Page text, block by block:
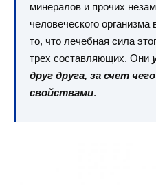
минералов и прочих
человеческого
то, что лечебная сила
трех составляющих. Они
друг друга, за счет
свойствами.